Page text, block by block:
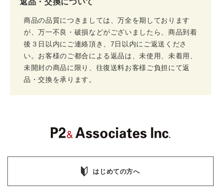
返品・交換について
商品の品質につきましては、万全を期しております
が、万一不良・破損などがございましたら、商品到着
後３日以内にご連絡頂き、7日以内にご返送くださ
い。お客様のご都合による返品は、未使用、未着用、
未開封の商品に限り、往復送料お客様ご負担にて返
品・交換を承ります。
はじめての方へ